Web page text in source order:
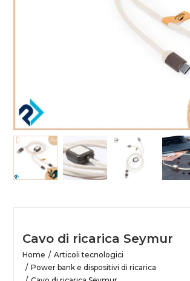
Cavo di ricarica Seymur
Home
Articoli tecnologici
Power bank e dispositivi di ricarica